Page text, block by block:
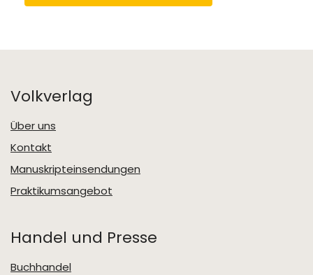
Volkverlag
Über uns
Kontakt
Manuskripteinsendungen
Praktikumsangebot
Handel und Presse
Buchhandel